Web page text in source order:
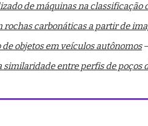
de máquinas na
carbonáticas a partir de
objetos em veículos autônomos
similaridade entre perfis de